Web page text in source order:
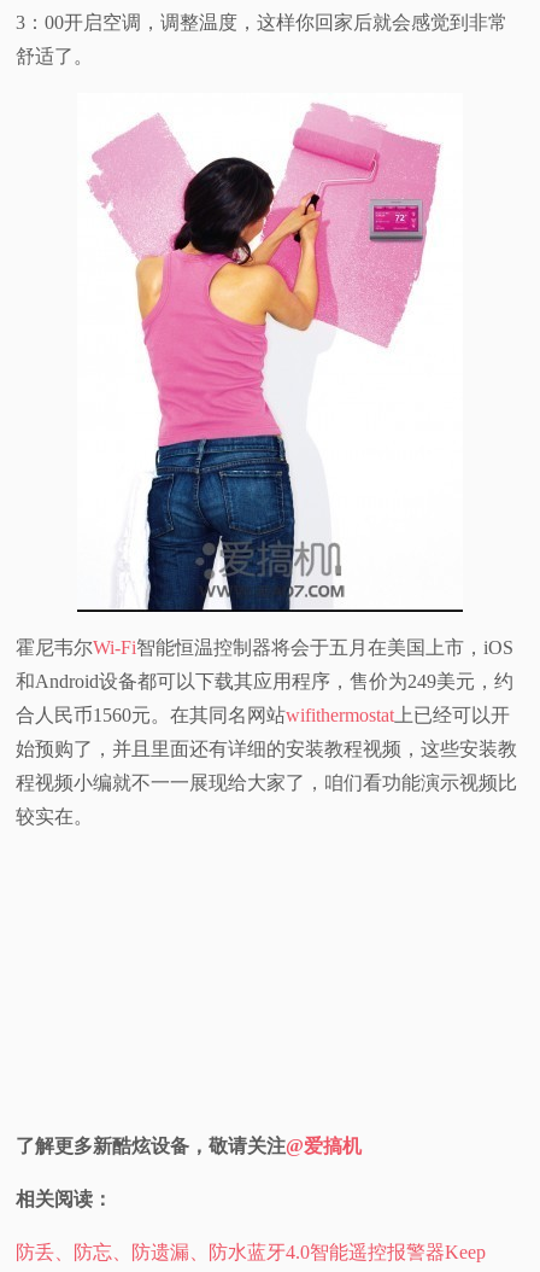
3：00开启空调，调整温度，这样你回家后就会感觉到非常
舒适了。
霍尼韦尔Wi-Fi智能恒温控制器将会于五月在美国上市，iOS
和Android设备都可以下载其应用程序，售价为249美元，约
合人民币1560元。在其同名网站wifithermostat 上已经可以开
始预购了，并且里面还有详细的安装教程视频，这些安装教
程视频小编就不一一展现给大家了，咱们看功能演示视频比
较实在。
了解更多新酷炫设备，敬请关注@爱搞机
相关阅读：
防丢、防忘、防遗漏、防水蓝牙4.0智能遥控报警器Keep